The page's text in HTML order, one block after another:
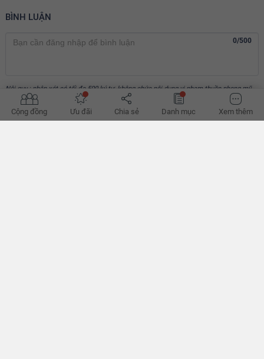
BÌNH LUẬN
0/500
Nội quy : nhận xét có tối đa 500 ký tự, không chứa nội dung vi phạm thuần phong mỹ
thục Việt nam.
Gửi bình luận
Cộng đồng Ưu đãi Chia sẻ Danh mục Xem thêm